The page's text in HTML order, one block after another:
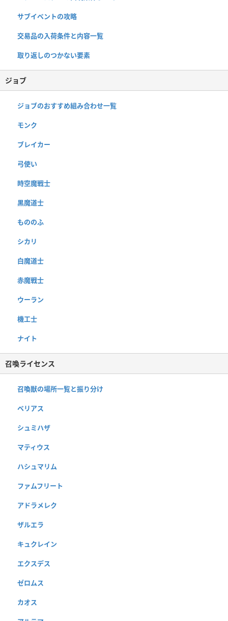
サブイベントの攻略
交易品の入荷条件と内容一覧
取り返しのつかない要素
ジョブ
ジョブのおすすめ組み合わせ一覧
モンク
ブレイカー
弓使い
時空魔戦士
黒魔道士
もののふ
シカリ
白魔道士
赤魔戦士
ウーラン
機工士
ナイト
召喚ライセンス
召喚獣の場所一覧と振り分け
ベリアス
シュミハザ
マティウス
ハシュマリム
ファムフリート
アドラメレク
ザルエラ
キュクレイン
エクスデス
ゼロムス
カオス